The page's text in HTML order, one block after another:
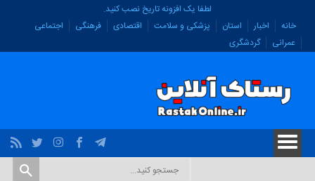
لطفا یک افزونه تاریخ نصب کنید.
خانه
اخبار استان پزشکی و سلامت اقتصادی فرهنگی
اجتماعی
عمرانی
گردشگری